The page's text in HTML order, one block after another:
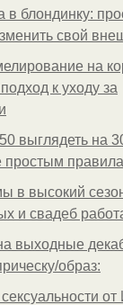
в блондинку:
свой
на
к уходу за
выглядеть на
простым
в высокий
и свадеб
выходные
образ: